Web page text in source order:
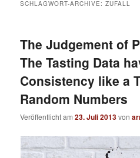
SCHLAGWORT-ARCHIVE:ZUFALL
The Judgement of
The Tasting Data
Consistency like a
Random Numbers
Veröffentlicht am23. Juli 2013von